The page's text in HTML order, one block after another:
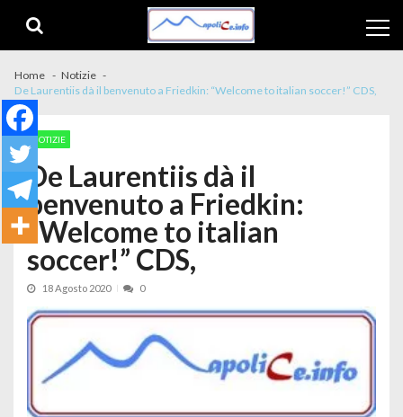
Home
Notizie
De Laurentiis dà il benvenuto a Friedkin: “Welcome to italian soccer!” CDS,
NOTIZIE
De Laurentiis dà il
benvenuto a Friedkin:
“Welcome to italian
soccer!” CDS,
18 Agosto 2020 0